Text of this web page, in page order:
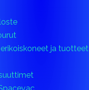
ja tuotteet